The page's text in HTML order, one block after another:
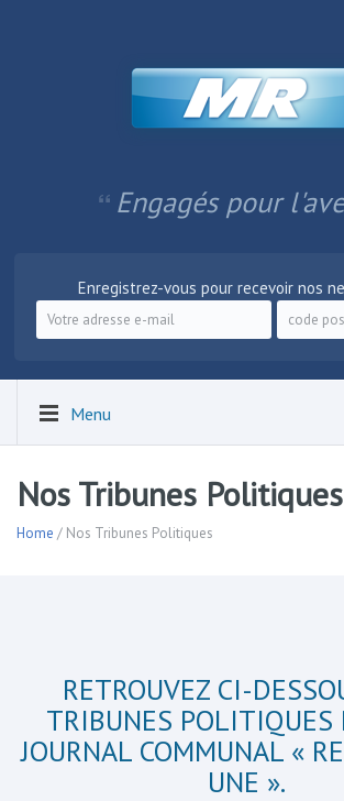
Engagés pour
Enregistrez-vous pour recevoir nos
Menu
Nos Tribunes Politiques
Home / Nos Tribunes Politiques
RETROUVEZ CI-
TRIBUNES POLITIQUES
JOURNAL COMMUNAL «
UNE ».